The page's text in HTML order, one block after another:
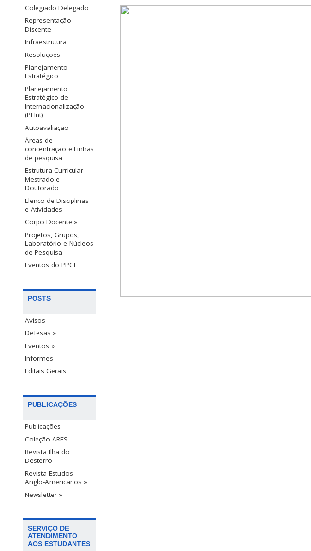
Colegiado Delegado
Representação
Discente
Infraestrutura
Resoluções
Planejamento
Estratégico
Planejamento
Estratégico de
Internacionalização
(PEInt)
Autoavaliação
Áreas de
concentração e Linhas
de pesquisa
Estrutura Curricular
Mestrado e
Doutorado
Elenco de Disciplinas
e Atividades
Corpo Docente »
Projetos, Grupos,
Laboratório e Núcleos
de Pesquisa
Eventos do PPGI
POSTS
Avisos
Defesas »
Eventos »
Informes
Editais Gerais
PUBLICAÇÕES
Publicações
Coleção ARES
Revista Ilha do
Desterro
Revista Estudos
Anglo-Americanos »
Newsletter »
SERVIÇO DE
ATENDIMENTO
AOS ESTUDANTES